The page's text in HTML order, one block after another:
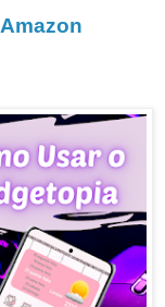
Amazon